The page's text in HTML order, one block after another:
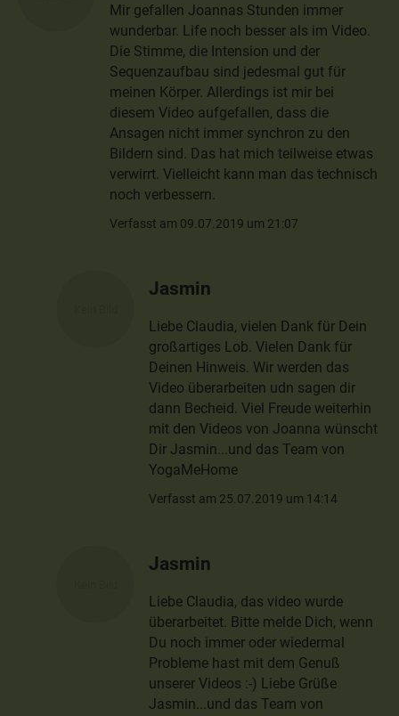
Mir gefallen Joannas Stunden immer
wunderbar. Life noch besser als im Video.
Die Stimme, die Intension und der
Sequenzaufbau sind jedesmal gut für
meinen Körper. Allerdings ist mir bei
diesem Video aufgefallen, dass die
Ansagen nicht immer synchron zu den
Bildern sind. Das hat mich teilweise etwas
verwirrt. Vielleicht kann man das technisch
noch verbessern.
Verfasst am 09.07.2019 um 21:07
Jasmin
Liebe Claudia, vielen Dank für Dein
großartiges Lob. Vielen Dank für
Deinen Hinweis. Wir werden das
Video überarbeiten udn sagen dir
dann Becheid. Viel Freude weiterhin
mit den Videos von Joanna wünscht
Dir Jasmin...und das Team von
YogaMeHome
Verfasst am 25.07.2019 um 14:14
Jasmin
Liebe Claudia, das video wurde
überarbeitet. Bitte melde Dich, wenn
Du noch immer oder wiedermal
Probleme hast mit dem Genuß
unserer Videos :-) Liebe Grüße
Jasmin...und das Team von